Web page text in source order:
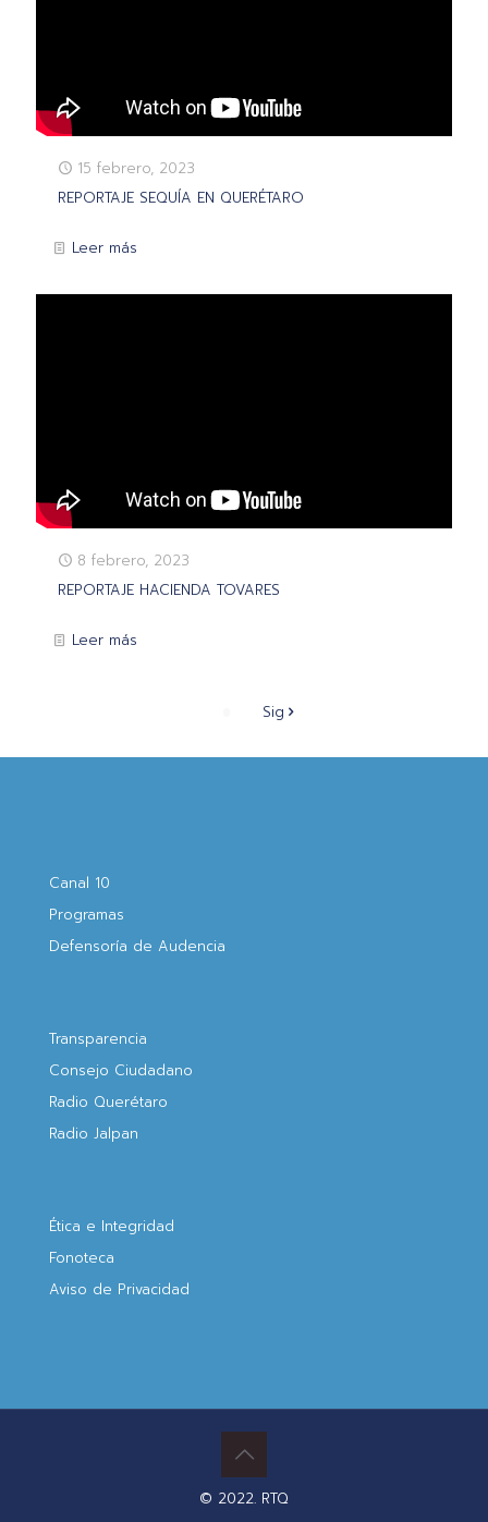
15 febrero, 2023
REPORTAJE SEQUÍA EN QUERÉTARO
Leer más
8 febrero, 2023
REPORTAJE HACIENDA TOVARES
Leer más
Sig
Canal 10
Programas
Defensoría de Audencia
Transparencia
Consejo Ciudadano
Radio Querétaro
Radio Jalpan
Ética e Integridad
Fonoteca
Aviso de Privacidad
© 2022. RTQ